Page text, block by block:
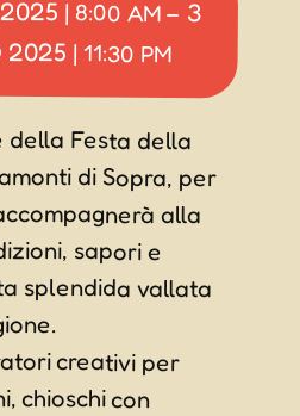
| 8:00 AM – 3
2025 | 11:30 PM
della Festa della
di Sopra, per
alla
sapori e
splendida vallata
creativi per
chioschi con
prodotti tipici,
gli alpaca,
di burattini,
fuochi
di ballo e tanta